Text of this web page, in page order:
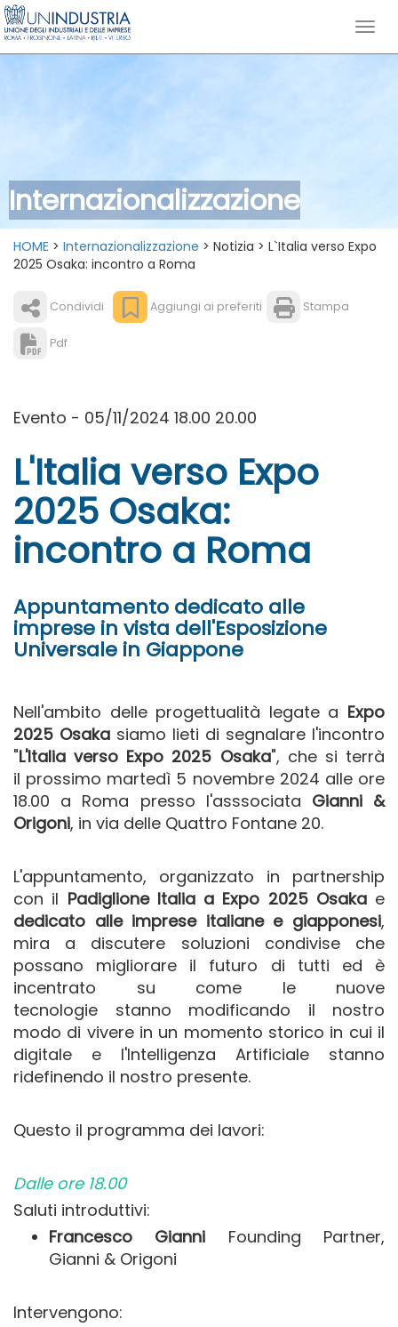
Internazionalizzazione
HOME > Internazionalizzazione > Notizia > L`Italia verso Expo
2025 Osaka: incontro a Roma
Condividi Aggiungi ai preferiti Stampa
Pdf
Evento - 05/11/2024 18.00 20.00
L'Italia verso Expo
2025 Osaka:
incontro a Roma
Appuntamento dedicato alle
imprese in vista dell'Esposizione
Universale in Giappone
Nell'ambito delle progettualità legate a Expo
2025 Osaka siamo lieti di segnalare l'incontro
"L'Italia verso Expo 2025 Osaka", che si terrà
il prossimo martedì 5 novembre 2024 alle ore
18.00 a Roma presso l'asssociata Gianni &
Origoni, in via delle Quattro Fontane 20.
L'appuntamento, organizzato in partnership
con il Padiglione Italia a Expo 2025 Osakae
dedicato alle imprese italiane e giapponesi,
mira a discutere soluzioni condivise che
possano migliorare il futuro di tutti ed è
incentrato su come le nuove
tecnologie stanno modificando il nostro
modo di vivere in un momento storico in cui il
digitale e l'Intelligenza Artificiale stanno
ridefinendo il nostro presente.
Questo il programma dei lavori:
Dalle ore 18.00
Saluti introduttivi:
Francesco Gianni Founding Partner,
Gianni & Origoni
Intervengono: